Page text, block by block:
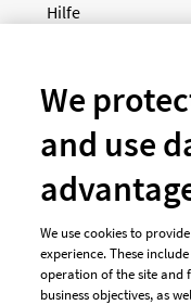
Hilfe
Unsere
We
and use
We use cookies to
experience. These
operation of the site
business objectives, as